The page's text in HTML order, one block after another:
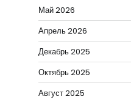
Май 2026
Апрель 2026
Декабрь 2025
Октябрь 2025
Август 2025